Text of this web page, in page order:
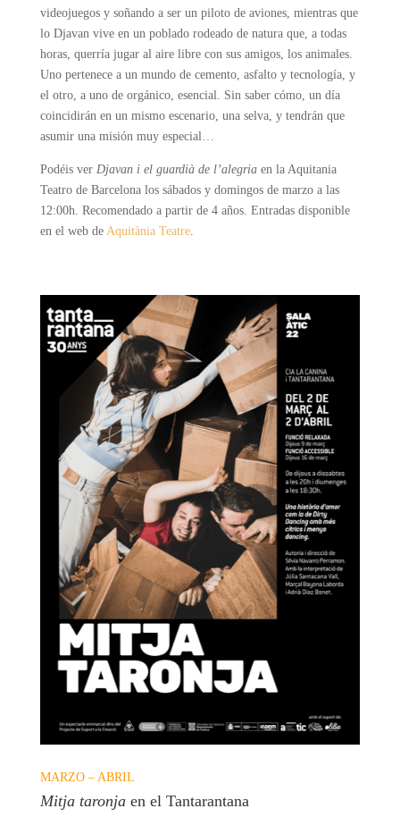
videojuegos y soñando a ser un piloto de aviones, mientras que
lo Djavan vive en un poblado rodeado de natura que, a todas
horas, querría jugar al aire libre con sus amigos, los animales.
Uno pertenece a un mundo de cemento, asfalto y tecnología, y
el otro, a uno de orgánico, esencial. Sin saber cómo, un día
coincidirán en un mismo escenario, una selva, y tendrán que
asumir una misión muy especial…
Podéis ver Djavan i el guardià de l’alegriaen la Aquitania
Teatro de Barcelona los sábados y domingos de marzo a las
12:00h. Recomendado a partir de 4 años. Entradas disponible
en el web de Aquitània Teatre.
MARZO – ABRIL
Mitja taronjaen el Tantarantana